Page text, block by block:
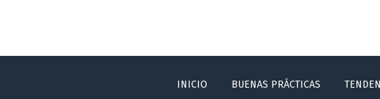
INICIO BUENAS PRÁCTICAS